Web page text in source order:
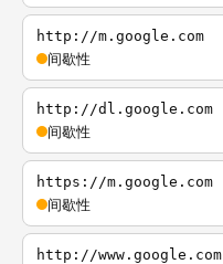
http://m.google.com
间歇性
http://dl.google.com
间歇性
https://m.google.com
间歇性
http://www.google.com